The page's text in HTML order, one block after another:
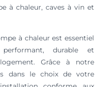
à chaleur, caves à vin et
à chaleur est essentiel
durable et
Grâce à notre
dans le choix de votre